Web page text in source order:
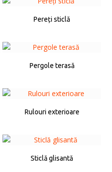
Pereți sticlă
Pergole terasă
Rulouri exterioare
Sticlă glisantă